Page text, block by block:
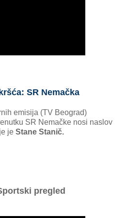
SR Nemačka
emisija (TV Beograd)
SR Nemačke nosi naslov
je Stane Stanič.
pregled